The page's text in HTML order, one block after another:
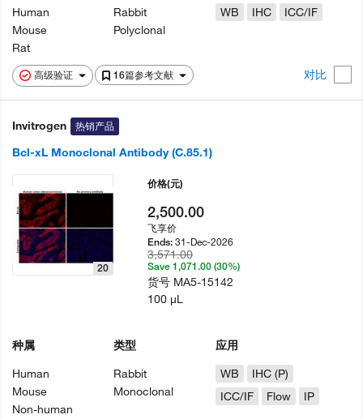
高级验证 16篇参考文献 对比
Human
Mouse
Rat
Rabbit
Polyclonal
WB IHC ICC/IF
Invitrogen 热销产品
Bcl-xL Monoclonal Antibody (C.85.1)
20
种属
Human
Mouse
Non-human
类型
Rabbit
Monoclonal
应用
WB
IHC (P)
ICC/IF
Flow IP
价格(元)
2,500.00
飞享价
Ends:31-Dec-2026
3,571.00
Save 1,071.00 (30%)
货号 MA5-15142
100 µL